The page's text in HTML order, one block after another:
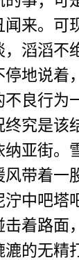
闻来。可
，滔滔不
停地说着
不良行为
终究是该
纳亚街。
风带着一
泞中吧塔
击着路面
漉的无精